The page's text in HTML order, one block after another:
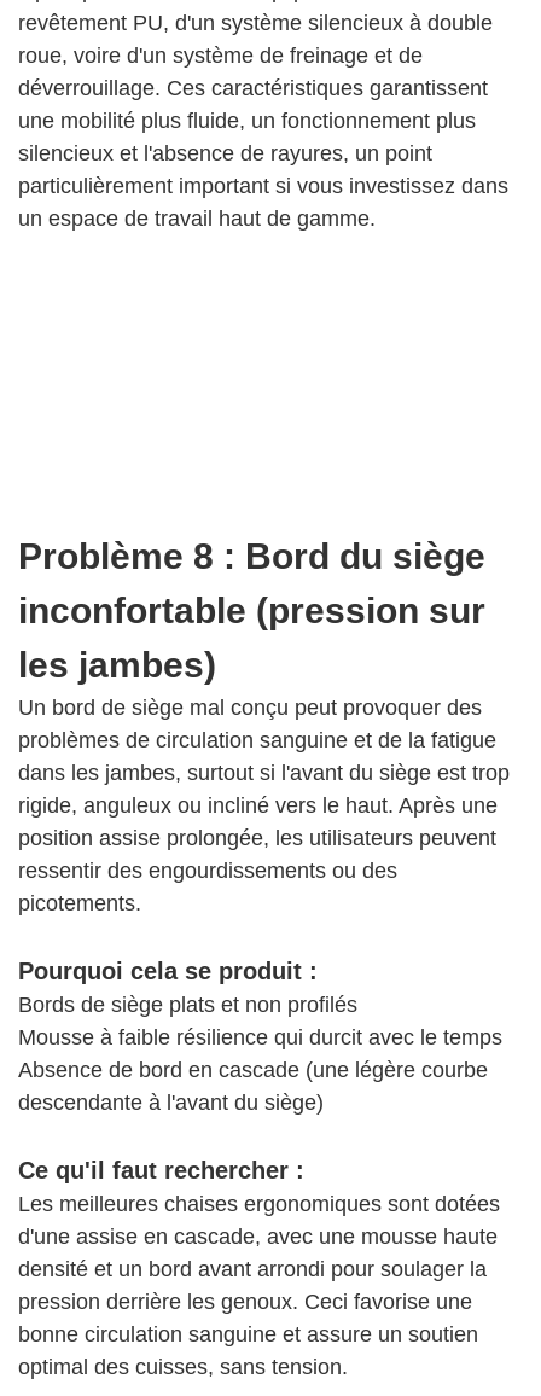
revêtement PU, d'un système silencieux à double
roue, voire d'un système de freinage et de
déverrouillage. Ces caractéristiques garantissent
une mobilité plus fluide, un fonctionnement plus
silencieux et l'absence de rayures, un point
particulièrement important si vous investissez dans
un espace de travail haut de gamme.
Problème 8 : Bord du siège
inconfortable (pression sur
les jambes)
Un bord de siège mal conçu peut provoquer des
problèmes de circulation sanguine et de la fatigue
dans les jambes, surtout si l'avant du siège est trop
rigide, anguleux ou incliné vers le haut. Après une
position assise prolongée, les utilisateurs peuvent
ressentir des engourdissements ou des
picotements.
Pourquoi cela se produit :
Bords de siège plats et non profilés
Mousse à faible résilience qui durcit avec le temps
Absence de bord en cascade (une légère courbe
descendante à l'avant du siège)
Ce qu'il faut rechercher :
Les meilleures chaises ergonomiques sont dotées
d'une assise en cascade, avec une mousse haute
densité et un bord avant arrondi pour soulager la
pression derrière les genoux. Ceci favorise une
bonne circulation sanguine et assure un soutien
optimal des cuisses, sans tension.